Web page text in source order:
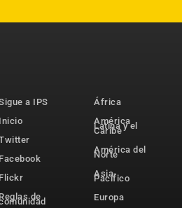
a IPS
Inicio
Facebook
Flickr
Reglas de
África
América
Latina y el
Caribe
América del
Norte
Asia-
Pacífico
Europa